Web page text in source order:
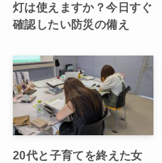
灯は使えますか？今日すぐ
確認したい防災の備え
20代と子育てを終えた女